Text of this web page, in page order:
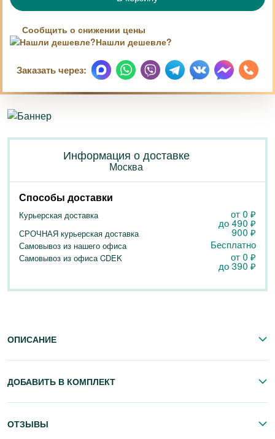
Сообщить о снижении цены
Нашли дешевле?
Заказать через:
Информация о доставке
Москва
Способы доставки
Курьерская доставка от 0 ₽
до 490 ₽
СРОЧНАЯ курьерская доставка 900 ₽
Самовывоз из нашего офиса Бесплатно
Самовывоз из офиса CDEK от 0 ₽
до 390 ₽
ОПИСАНИЕ
ДОБАВИТЬ В КОМПЛЕКТ
ОТЗЫВЫ